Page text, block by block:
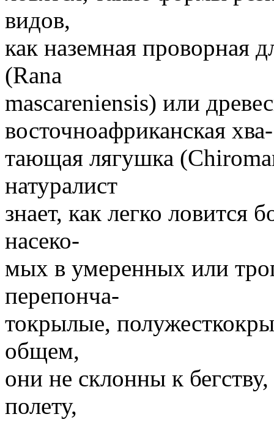
видов,
как наземная проворная
(Rana
mascareniensis) или
восточноафриканская хва-
тающая лягушка
натуралист
знает, как легко ловится
насеко-
мых в умеренных или
перепонча-
токрылые,
общем,
они не склонны к
полету,